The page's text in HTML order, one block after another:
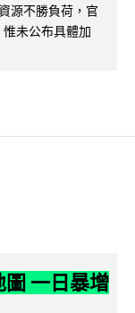
源不勝負荷，官
未公布具體加
一日暴增